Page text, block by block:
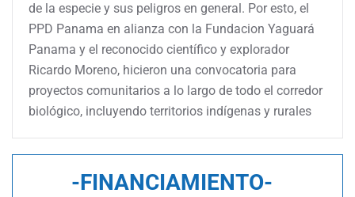
de la especie y sus peligros en general. Por esto, el
PPD Panama en alianza con la Fundacion Yaguará
Panama y el reconocido científico y explorador
Ricardo Moreno, hicieron una convocatoria para
proyectos comunitarios a lo largo de todo el corredor
biológico, incluyendo territorios indígenas y rurales
-FINANCIAMIENTO-